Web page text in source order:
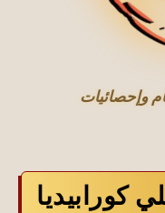
وإحصائيات
كورابيديا